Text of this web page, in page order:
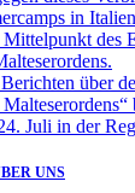
in
des
über
Juli in der
UNS